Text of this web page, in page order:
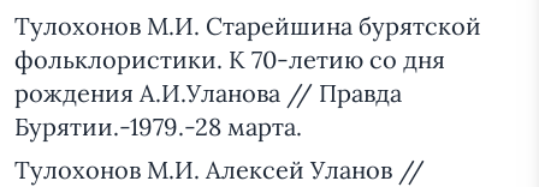
Тулохонов М.И. Старейшина бурятской
фольклористики. К 70-летию со дня
рождения А.И.Уланова // Правда
Бурятии.-1979.-28 марта.
Тулохонов М.И. Алексей Уланов //